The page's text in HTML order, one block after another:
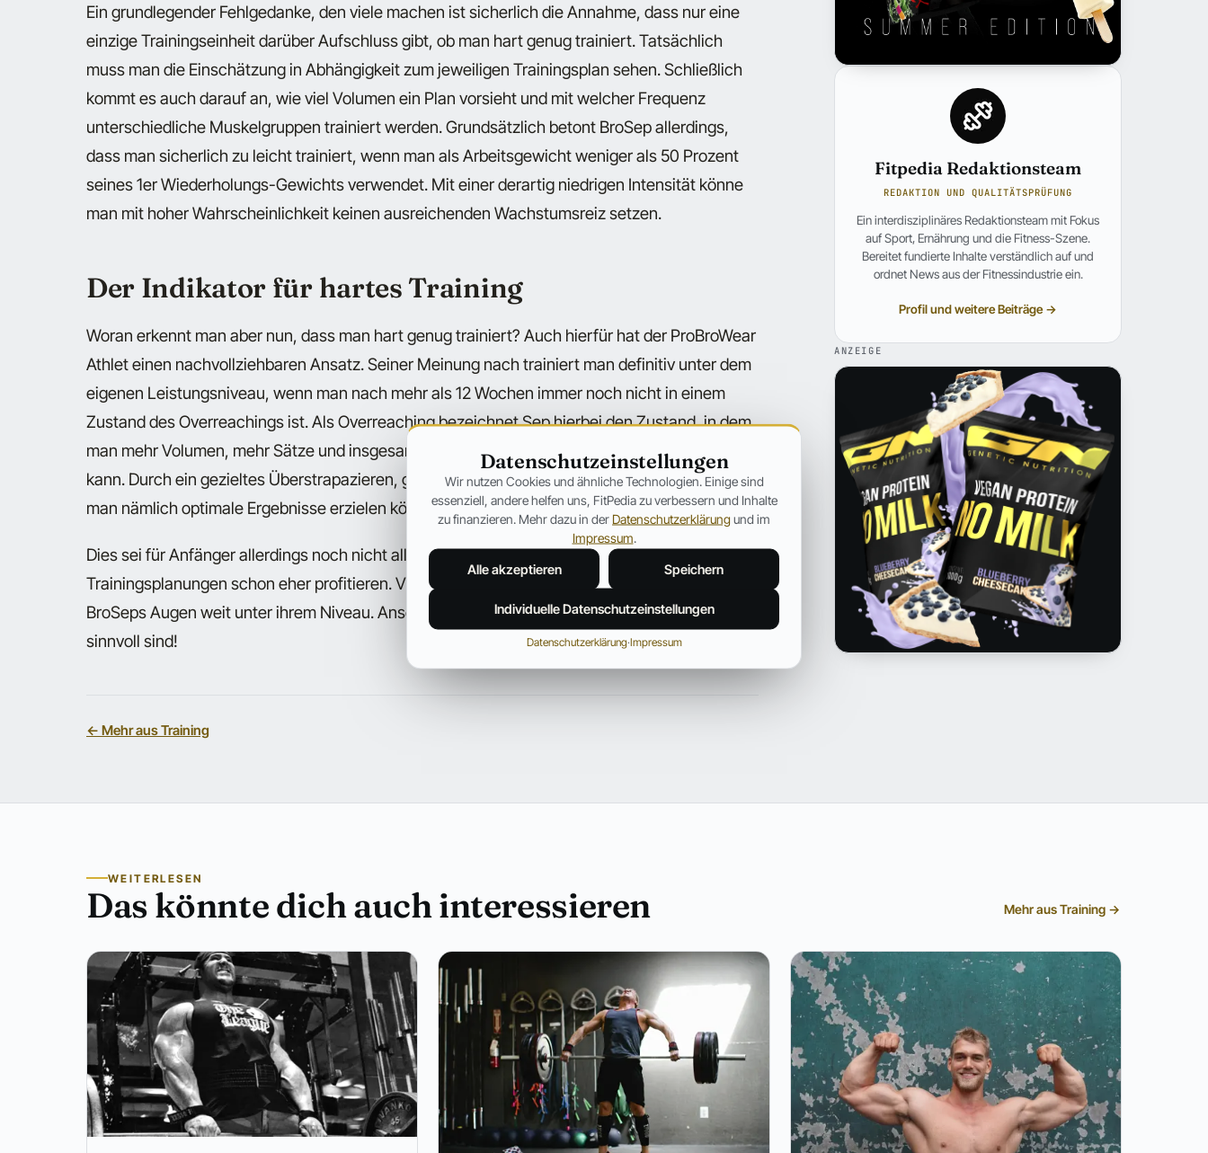
Ein grundlegender Fehlgedanke, den viele machen ist sicherlich die Annahme, dass nur eine
einzige Trainingseinheit darüber Aufschluss gibt, ob man hart genug trainiert. Tatsächlich
muss man die Einschätzung in Abhängigkeit zum jeweiligen Trainingsplan sehen. Schließlich
kommt es auch darauf an, wie viel Volumen ein Plan vorsieht und mit welcher Frequenz
unterschiedliche Muskelgruppen trainiert werden. Grundsätzlich betont BroSep allerdings,
dass man sicherlich zu leicht trainiert, wenn man als Arbeitsgewicht weniger als 50 Prozent
seines 1er Wiederholungs-Gewichts verwendet. Mit einer derartig niedrigen Intensität könne
man mit hoher Wahrscheinlichkeit keinen ausreichenden Wachstumsreiz setzen.
Der Indikator für hartes Training
Woran erkennt man aber nun, dass man hart genug trainiert? Auch hierfür hat der ProBroWear
Athlet einen nachvollziehbaren Ansatz. Seiner Meinung nach trainiert man definitiv unter dem
eigenen Leistungsniveau, wenn man nach mehr als 12 Wochen immer noch nicht in einem
Zustand des Overreachings ist. Als Overreaching bezeichnet Sep hierbei den Zustand, in dem
man mehr Volumen, mehr Sätze und insgesamt mehr Arbeit verrichtet, als man verkraften
kann. Durch ein gezieltes Überstrapazieren, gepaart mit einem anschließenden Deload sollte
man nämlich optimale Ergebnisse erzielen können.
Dies sei für Anfänger allerdings noch nicht allzu wichtig. Profis würden von solchen
Trainingsplanungen schon eher profitieren. Viele, die nichts von Deloads halten, trainieren in
BroSeps Augen weit unter ihrem Niveau. Ansonsten würden sie verstehen, wofür Deloads
sinnvoll sind!
← Mehr aus Training
Fitpedia Redaktionsteam
REDAKTION UND QUALITÄTSPRÜFUNG
Ein interdisziplinäres Redaktionsteam mit Fokus
auf Sport, Ernährung und die Fitness-Szene.
Bereitet fundierte Inhalte verständlich auf und
ordnet News aus der Fitnessindustrie ein.
Profil und weitere Beiträge →
ANZEIGE
WEITERLESEN
Das könnte dich auch interessieren Mehr aus Training →
Datenschutzeinstellungen
Wir nutzen Cookies und ähnliche Technologien. Einige sind
essenziell, andere helfen uns, FitPedia zu verbessern und Inhalte
zu finanzieren. Mehr dazu in der Datenschutzerklärungund im
Impressum
Alle akzeptieren Speichern
Individuelle Datenschutzeinstellungen
Datenschutzerklärung·Impressum